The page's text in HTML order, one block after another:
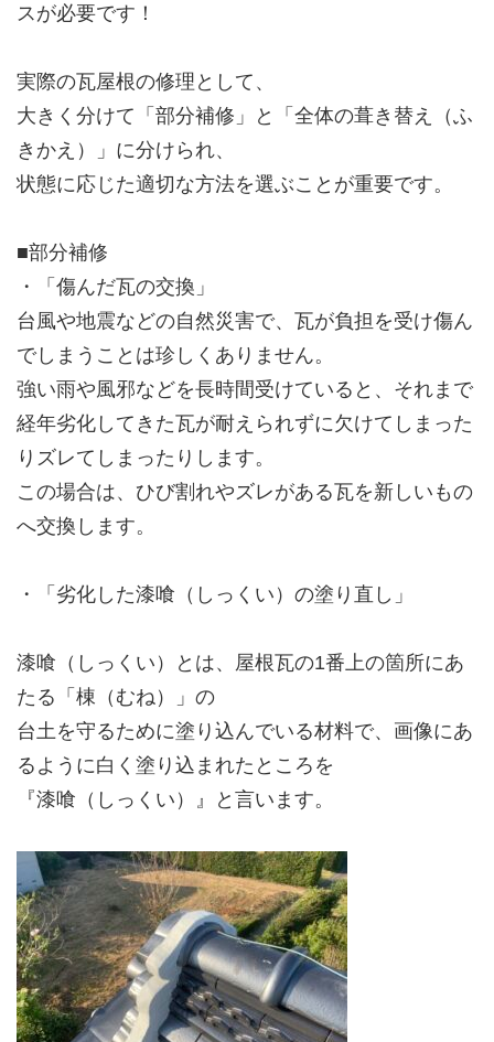
スが必要です！
実際の瓦屋根の修理として、
大きく分けて「部分補修」と「全体の葺き替え（ふ
きかえ）」に分けられ、
状態に応じた適切な方法を選ぶことが重要です。
■部分補修
・「傷んだ瓦の交換」
台風や地震などの自然災害で、瓦が負担を受け傷ん
でしまうことは珍しくありません。
強い雨や風邪などを長時間受けていると、それまで
経年劣化してきた瓦が耐えられずに欠けてしまった
りズレてしまったりします。
この場合は、ひび割れやズレがある瓦を新しいもの
へ交換します。
・「劣化した漆喰（しっくい）の塗り直し」
漆喰（しっくい）とは、屋根瓦の1番上の箇所にあ
たる「棟（むね）」の
台土を守るために塗り込んでいる材料で、画像にあ
るように白く塗り込まれたところを
『漆喰（しっくい）』と言います。